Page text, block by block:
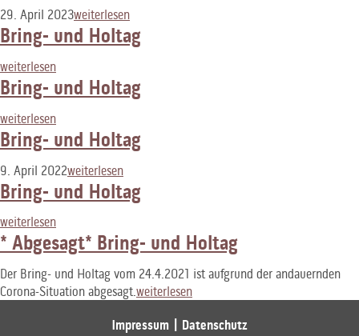
29. April 2023weiterlesen
Bring- und Holtag
weiterlesen
Bring- und Holtag
weiterlesen
Bring- und Holtag
9. April 2022weiterlesen
Bring- und Holtag
weiterlesen
* Abgesagt* Bring- und Holtag
Der Bring- und Holtag vom 24.4.2021 ist aufgrund der andauernden
Corona-Situation abgesagt.weiterlesen
Impressum Datenschutz